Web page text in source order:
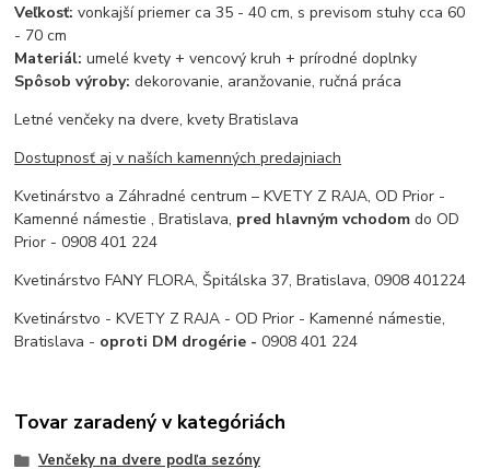
Veľkosť:vonkajší priemer ca 35 - 40 cm, s previsom stuhy cca 60
- 70 cm
Materiál: umelé kvety + vencový kruh + prírodné doplnky
Spôsob výroby: dekorovanie, aranžovanie, ručná práca
Letné venčeky na dvere, kvety Bratislava
Dostupnosť aj v naších kamenných predajniach
Kvetinárstvo a Záhradné centrum – KVETY Z RAJA, OD Prior -
Kamenné námestie , Bratislava, pred hlavným vchodom do OD
Prior - 0908 401 224
Kvetinárstvo FANY FLORA, Špitálska 37, Bratislava, 0908 401224
Kvetinárstvo - KVETY Z RAJA - OD Prior - Kamenné námestie,
Bratislava - oproti DM drogérie -0908 401 224
Tovar zaradený v kategóriách
Venčeky na dvere podľa sezóny